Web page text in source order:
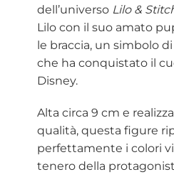
dell’universo Lilo &
Lilo con il suo amato
le braccia, un simbolo
che ha conquistato il
Disney.
Alta circa 9 cm e
qualità, questa figure
perfettamente i colori
tenero della